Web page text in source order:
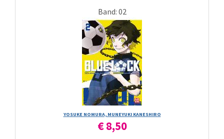
Band: 02
YOSUKE NOMURA, MUNEYUKI KANESHIRO
€ 8,50